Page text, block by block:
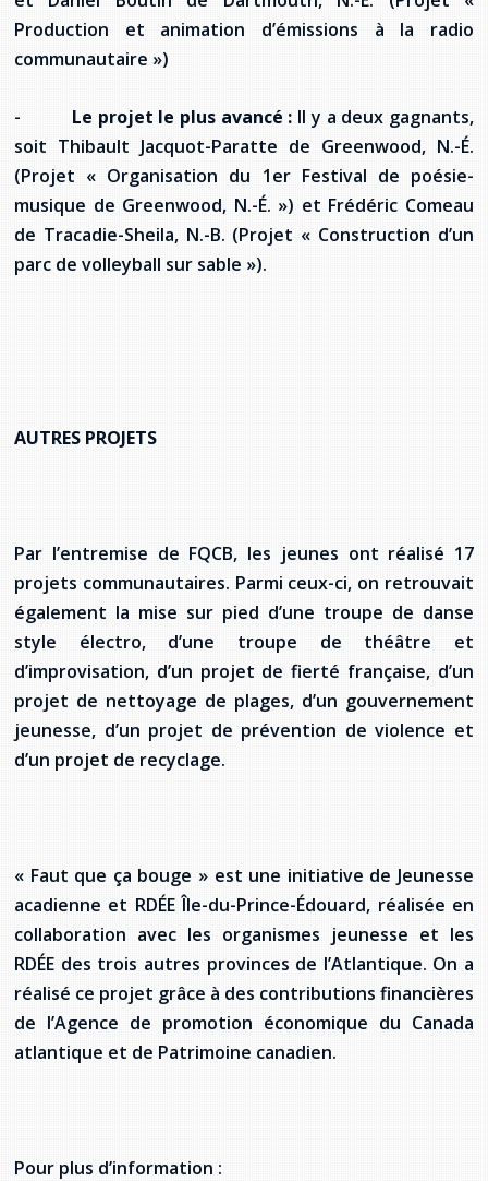
Production et animation d’émissions à la radio
communautaire »)
- Le projet le plus avancé : Il y a­ deux gagnants,
soit Thibault Jacquot-Paratte de Greenwood, N.-É.
(Projet « Organisation du 1er Festival de poésie-
musique de Greenwood, N.-É. ») et Frédéric Comeau
de Tracadie-Sheila, N.-B. (Projet « Construction d’un
parc de volleyball sur sable »).
AUTRES PROJETS
Par l’entremise de FQCB, les jeunes ont réalisé 17
projets communautaires. Parmi ceux-ci, on retrouvait
également la mise sur pied d’une troupe de danse
style électro, d’une troupe de théâtre et
d’improvisation, d’un projet de fierté française, d’un
projet de nettoyage de plages, d’un gouvernement
jeunesse, d’un projet de prévention de violence et
d’un projet de recyclage.
« Faut que ça bouge » est une initiative de Jeunesse
acadienne et RDÉE Île-du-Prince-Édouard, réalisée en
collaboration avec les organismes jeunesse et les
RDÉE des trois autres provinces de l’Atlantique. On a
réalisé ce projet grâce à des contributions financières
de l’Agence de promotion économique du Canada
atlantique et de Patrimoine canadien.
Pour plus d’information :